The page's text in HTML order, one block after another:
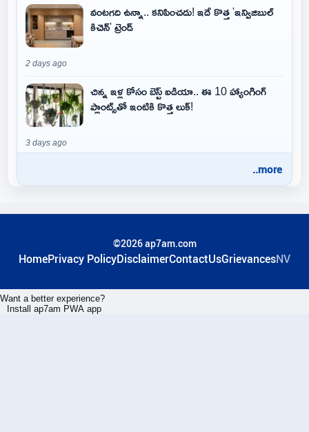
వంటగది ఉన్నా.. కనిపించదు! ఇదే కొత్త 'ఇన్విజిబుల్
కిచెన్' ట్రెండ్
2 days ago
చిన్న ఇళ్ల కోసం బెస్ట్ ఐడియా.. ఈ 10 హ్యాంగింగ్
ప్లాంట్స్‌తో ఇంటికి కొత్త లుక్!
3 days ago
..more
©2026 ap7am.com
HomePrivacy PolicyDisclaimerContactUsGrievancesNV
Want a better experience?
Install ap7am PWA app